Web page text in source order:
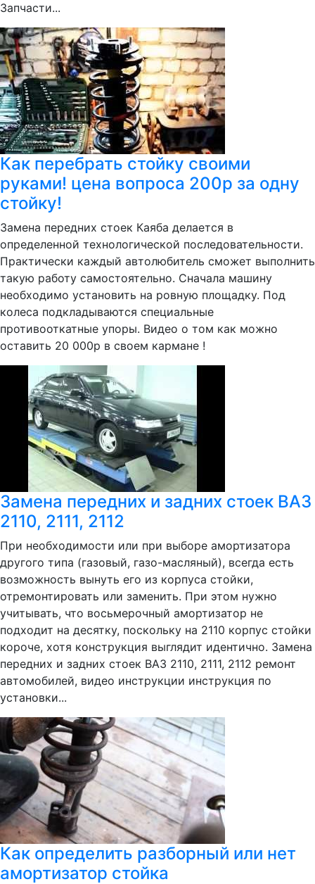
Запчасти...
Как перебрать стойку своими
руками! цена вопроса 200р за одну
стойку!
Замена передних стоек Каяба делается в
определенной технологической последовательности.
Практически каждый автолюбитель сможет выполнить
такую работу самостоятельно. Сначала машину
необходимо установить на ровную площадку. Под
колеса подкладываются специальные
противооткатные упоры. Видео о том как можно
оставить 20 000р в своем кармане !
Замена передних и задних стоек ВАЗ
2110, 2111, 2112
При необходимости или при выборе амортизатора
другого типа (газовый, газо-масляный), всегда есть
возможность вынуть его из корпуса стойки,
отремонтировать или заменить. При этом нужно
учитывать, что восьмерочный амортизатор не
подходит на десятку, поскольку на 2110 корпус стойки
короче, хотя конструкция выглядит идентично. Замена
передних и задних стоек ВАЗ 2110, 2111, 2112 ремонт
автомобилей, видео инструкции инструкция по
установки...
Как определить разборный или нет
амортизатор стойка